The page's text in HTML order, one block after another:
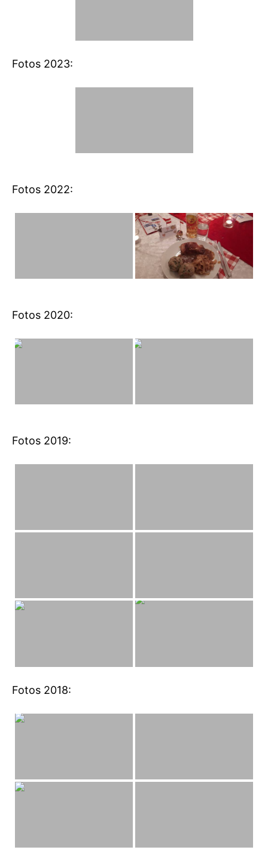
Fotos 2023:
Fotos 2022:
Fotos 2020:
Fotos 2019:
Fotos 2018: